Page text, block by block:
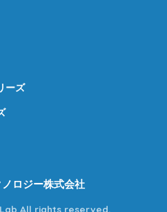
ーズ
ロジー株式会社
All rights reserved.